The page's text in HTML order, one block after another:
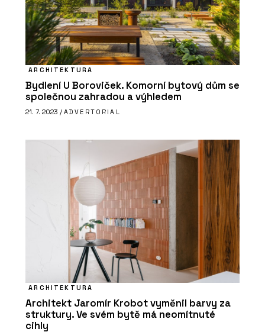
ARCHITEKTURA
Bydlení U Boroviček. Komorní bytový dům se
společnou zahradou a výhledem
21. 7. 2023 / ADVERTORIAL
ARCHITEKTURA
Architekt Jaromír Krobot vyměnil barvy za
struktury. Ve svém bytě má neomítnuté
cihly